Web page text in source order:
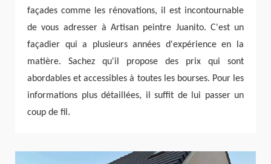
façades comme les rénovations, il est incontournable
de vous adresser à Artisan peintre Juanito. C'est un
façadier qui a plusieurs années d'expérience en la
matière. Sachez qu'il propose des prix qui sont
abordables et accessibles à toutes les bourses. Pour les
informations plus détaillées, il suffit de lui passer un
coup de fil.